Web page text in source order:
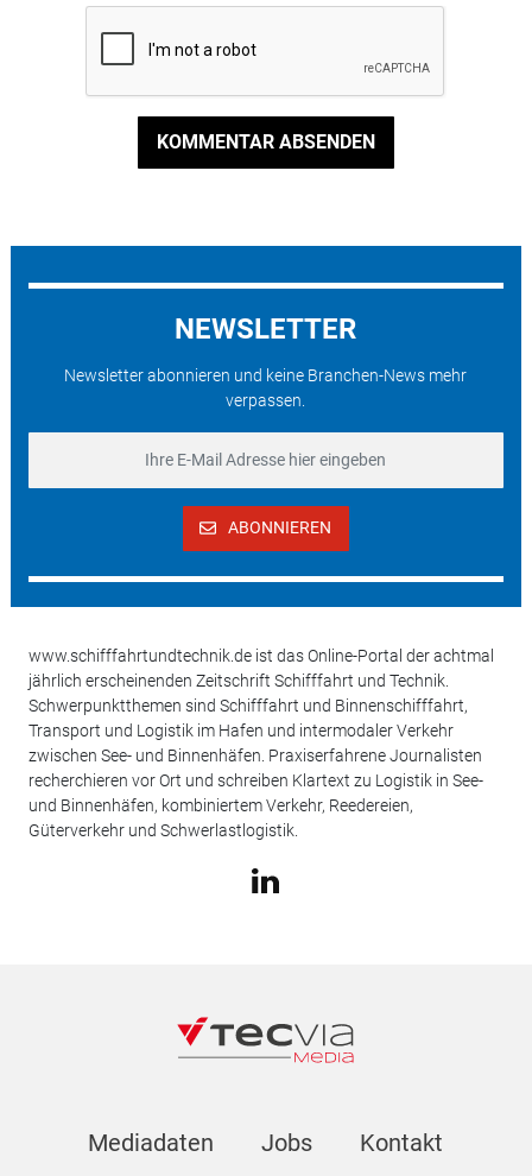
KOMMENTAR ABSENDEN
NEWSLETTER
Newsletter abonnieren und keine Branchen-News mehr
verpassen.
ABONNIEREN
www.schifffahrtundtechnik.de ist das Online-Portal der achtmal
jährlich erscheinenden Zeitschrift Schifffahrt und Technik.
Schwerpunktthemen sind Schifffahrt und Binnenschifffahrt,
Transport und Logistik im Hafen und intermodaler Verkehr
zwischen See- und Binnenhäfen. Praxiserfahrene Journalisten
recherchieren vor Ort und schreiben Klartext zu Logistik in See-
und Binnenhäfen, kombiniertem Verkehr, Reedereien,
Güterverkehr und Schwerlastlogistik.
Mediadaten Jobs Kontakt